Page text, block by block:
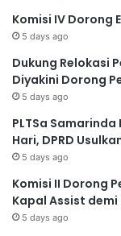
Komisi IV Dorong
5 days ago
Dukung Relokasi
Diyakini Dorong
5 days ago
PLTSa
Hari, DPRD
5 days ago
Komisi II Dorong
Kapal Assist
5 days ago